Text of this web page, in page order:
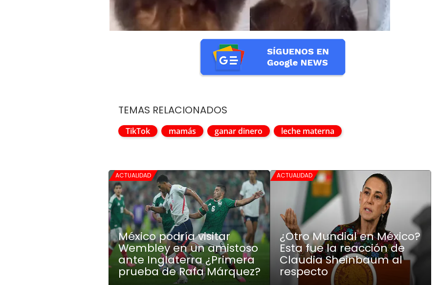
TEMAS RELACIONADOS
TikTok mamás ganar dinero leche materna
ACTUALIDAD
México podría visitar
Wembley en un amistoso
ante Inglaterra ¿Primera
prueba de Rafa Márquez?
ACTUALIDAD
¿Otro Mundial en México?
Esta fue la reacción de
Claudia Sheinbaum al
respecto